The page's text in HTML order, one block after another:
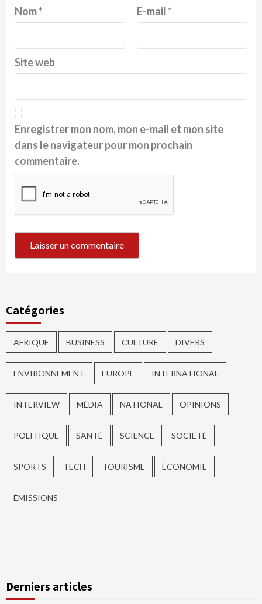
Nom* E-mail*
Site web
Enregistrer mon nom, mon e-mail et mon site
dans le navigateur pour mon prochain
commentaire.
Catégories
AFRIQUE BUSINESS CULTURE DIVERS
ENVIRONNEMENT EUROPE INTERNATIONAL
INTERVIEW MÉDIA NATIONAL OPINIONS
POLITIQUE SANTÉ SCIENCE SOCIÉTÉ
SPORTS TECH TOURISME ÉCONOMIE
ÉMISSIONS
Derniers articles